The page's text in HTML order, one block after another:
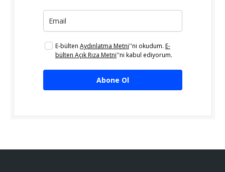
E-bülten Aydınlatma Metni''ni okudum. E-
bülten Açık Rıza Metni''ni kabul ediyorum.
Abone Ol